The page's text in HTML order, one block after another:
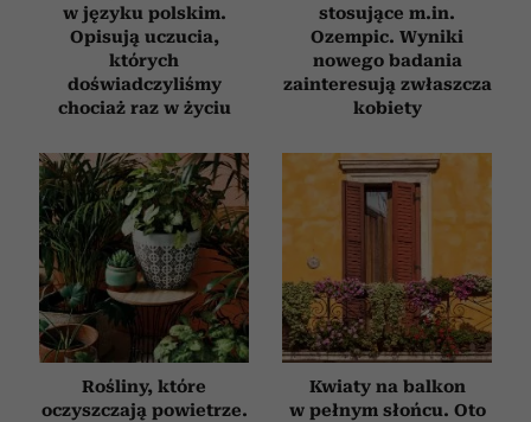
w języku polskim.
Opisują uczucia,
których
doświadczyliśmy
chociaż raz w życiu
stosujące m.in.
Ozempic. Wyniki
nowego badania
zainteresują zwłaszcza
kobiety
Rośliny, które
oczyszczają powietrze.
Kwiaty na balkon
w pełnym słońcu. Oto